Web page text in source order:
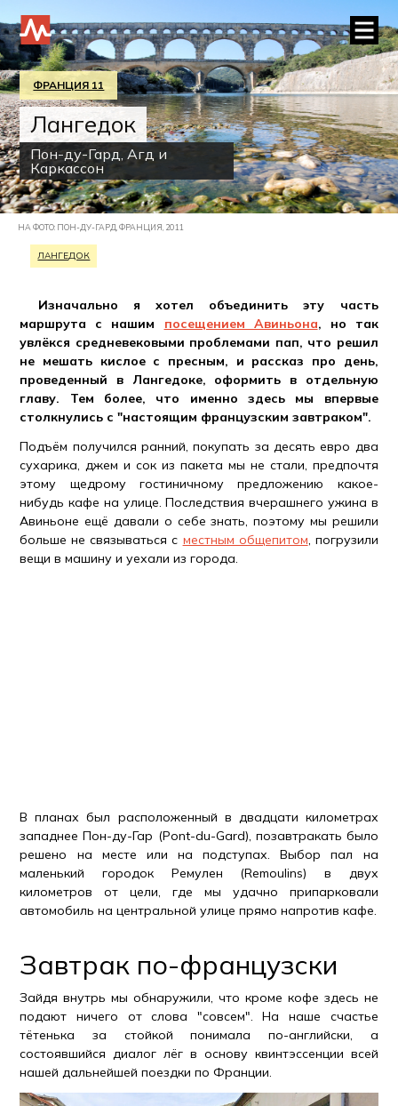
ФРАНЦИЯ 11
Лангедок
Пон-ду-Гард, Агд и
Каркассон
НА ФОТО: ПОН-ДУ-ГАРД, ФРАНЦИЯ, 2011
ЛАНГЕДОК
Изначально я хотел объединить эту часть
маршрута с нашим посещением Авиньона, но так
увлёкся средневековыми проблемами пап, что решил
не мешать кислое с пресным, и рассказ про день,
проведенный в Лангедоке, оформить в отдельную
главу. Тем более, что именно здесь мы впервые
столкнулись с "настоящим французским завтраком".
Подъём получился ранний, покупать за десять евро два
сухарика, джем и сок из пакета мы не стали, предпочтя
этому щедрому гостиничному предложению какое-
нибудь кафе на улице. Последствия вчерашнего ужина в
Авиньоне ещё давали о себе знать, поэтому мы решили
больше не связываться с местным общепитом, погрузили
вещи в машину и уехали из города.
В планах был расположенный в двадцати километрах
западнее Пон-ду-Гар (Pont-du-Gard), позавтракать было
решено на месте или на подступах. Выбор пал на
маленький городок Ремулен (Remoulins) в двух
километров от цели, где мы удачно припарковали
автомобиль на центральной улице прямо напротив кафе.
Завтрак по-французски
Зайдя внутрь мы обнаружили, что кроме кофе здесь не
подают ничего от слова "совсем". На наше счастье
тётенька за стойкой понимала по-английски, а
состоявшийся диалог лёг в основу квинтэссенции всей
нашей дальнейшей поездки по Франции.